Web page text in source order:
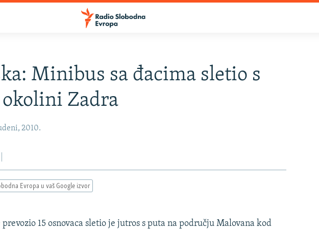
Minibus sa đacima sletio s
Zadra
2010.
Evropa u vaš Google izvor
15 osnovaca sletio je jutros s puta na području Malovana kod